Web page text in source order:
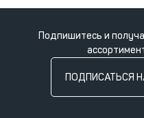
Подпишитесь и
ПОДПИСАТЬСЯ